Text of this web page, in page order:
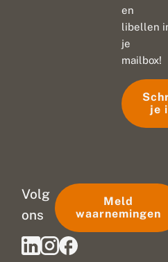
en
libellen
je
mailbox!
je
Volg
ons
Meld
waarnemingen